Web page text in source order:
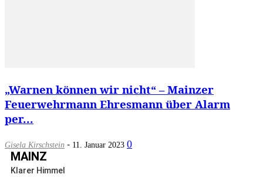
„Warnen können wir nicht“ – Mainzer
Feuerwehrmann Ehresmann über Alarm
per...
Gisela Kirschstein - 11. Januar 2023 0
MAINZ
Klarer Himmel